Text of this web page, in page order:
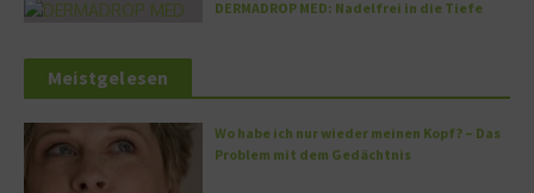
DERMADROP MED: Nadelfrei in die Tiefe
Meistgelesen
Wo habe ich nur wieder meinen Kopf? – Das
Problem mit dem Gedächtnis